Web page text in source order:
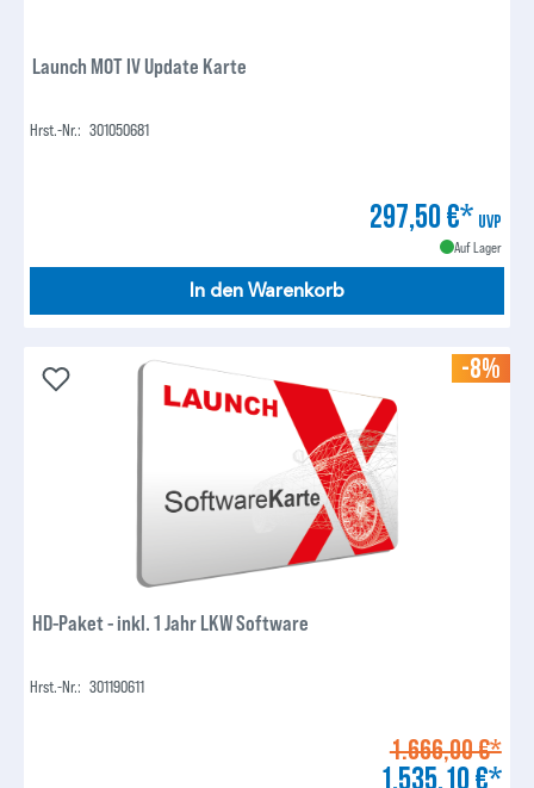
Launch MOT IV Update Karte
Hrst.-Nr.: 301050681
297,50 €* UVP
Auf Lager
In den Warenkorb
-8%
HD-Paket - inkl. 1 Jahr LKW Software
Hrst.-Nr.: 301190611
1.666,00 €*
1.535,10 €*